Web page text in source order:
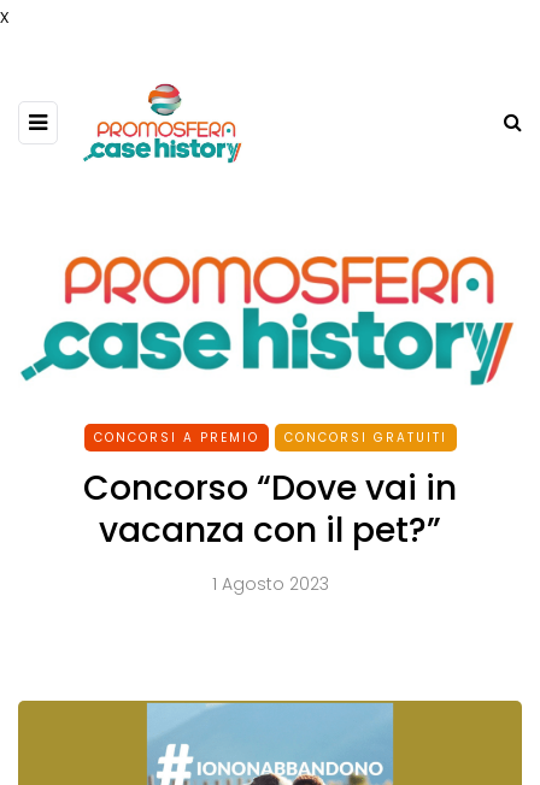
x
CONCORSI A PREMIO CONCORSI GRATUITI
Concorso “Dove vai in
vacanza con il pet?”
1 Agosto 2023